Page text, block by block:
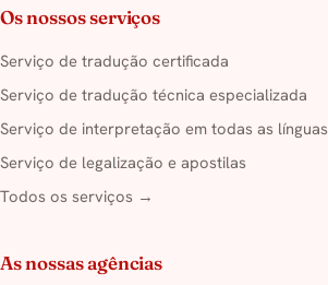
Os nossos serviços
Serviço de tradução certificada
Serviço de tradução técnica especializada
Serviço de interpretação em todas as línguas
Serviço de legalização e apostilas
Todos os serviços →
As nossas agências